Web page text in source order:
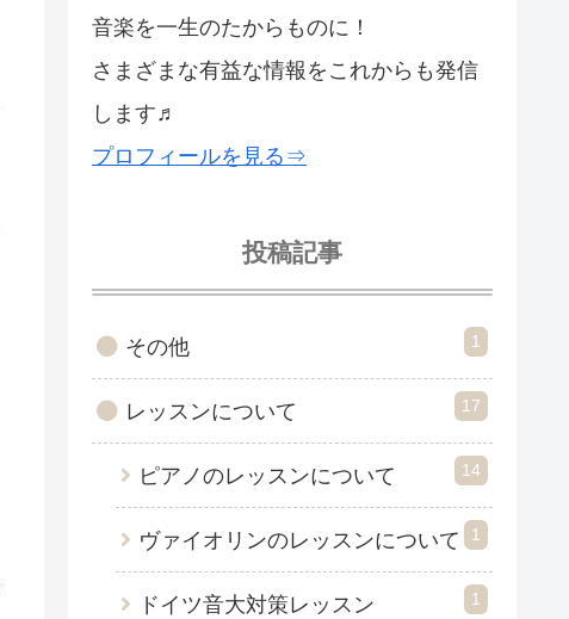
音楽を一生のたからものに！
さまざまな有益な情報をこれからも発信
します♬
プロフィールを見る⇒
投稿記事
その他 1
レッスンについて 17
ピアノのレッスンについて 14
ヴァイオリンのレッスンについて 1
ドイツ音大対策レッスン 1